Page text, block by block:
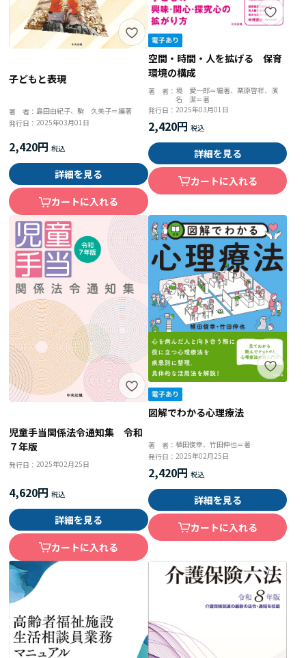
子どもと表現
著 者： 島田由紀子、駒 久美子＝編著
発行日：2025年03月01日
2,420円
詳細を見る
カートに入れる
空間・時間・人を拡げる 保育
環境の構成
著 者： 境 愛一郎＝編著、栗原啓祥、濱
名 潔＝著
発行日： 2025年03月01日
2,420円
詳細を見る
カートに入れる
児童手当関係法令通知集 令和
７年版
発行日：2025年02月25日
4,620円
詳細を見る
カートに入れる
図解でわかる心理療法
著 者： 植田俊幸、竹田伸也＝著
発行日： 2025年02月25日
2,420円
詳細を見る
カートに入れる